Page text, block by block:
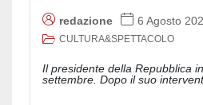
redazione 6 Agosto
CULTURA&SPETTACOLO
Il presidente della Repubblica
settembre. Dopo il suo